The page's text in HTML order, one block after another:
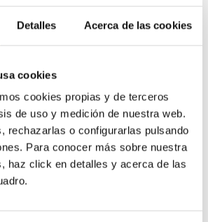
Detalles Acerca de las cookies
cookies
cookies propias y de terceros
de uso y medición de nuestra web.
rechazarlas o configurarlas pulsando
Para conocer más sobre nuestra
haz click en detalles y acerca de las
call center para medir
del cliente